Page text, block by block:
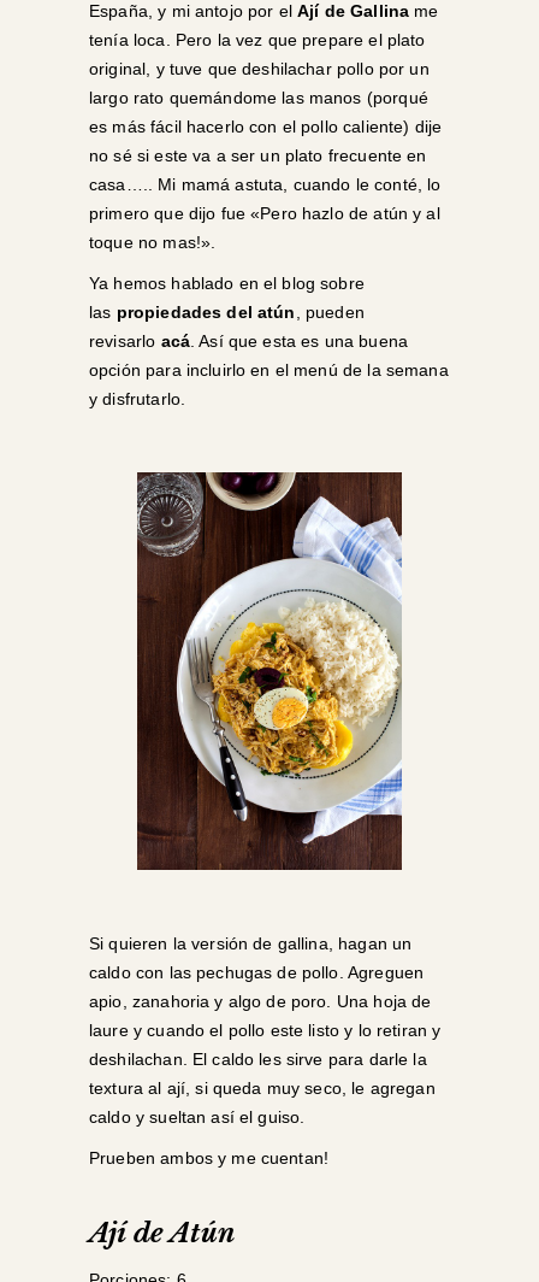
España, y mi antojo por elAjí de Gallina me
tenía loca. Pero la vez que prepare el plato
original, y tuve que deshilachar pollo por un
largo rato quemándome las manos (porqué
es más fácil hacerlo con el pollo caliente) dije
no sé si este va a ser un plato frecuente en
casa….. Mi mamá astuta, cuando le conté, lo
primero que dijo fue «Pero hazlo de atún y al
toque no mas!».
Ya hemos hablado en el blog sobre
las propiedades del atún
, pueden
revisarlo acá. Así que esta es una buena
opción para incluirlo en el menú de la semana
y disfrutarlo.
Si quieren la versión de gallina, hagan un
caldo con las pechugas de pollo. Agreguen
apio, zanahoria y algo de poro. Una hoja de
laure y cuando el pollo este listo y lo retiran y
deshilachan. El caldo les sirve para darle la
textura al ají, si queda muy seco, le agregan
caldo y sueltan así el guiso.
Prueben ambos y me cuentan!
Ají de Atún